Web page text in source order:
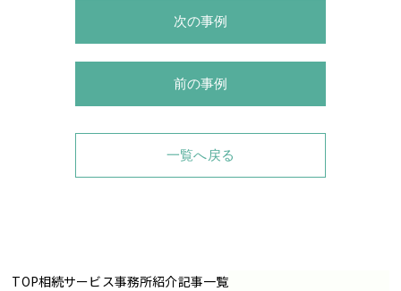
前の事例
次の事例
一覧へ戻る
TOP相続サービス事務所紹介記事一覧